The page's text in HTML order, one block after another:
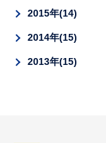
2015年 14
2014年 15
2013年 15